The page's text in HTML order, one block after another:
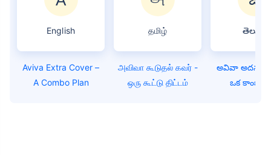
English
Aviva Extra Cover –
A Combo Plan
தமிழ்
அவிவா கூடுதல் கவர் -
ஒரு கூட்டு திட்டம்
తెలుగు
అవివా అదనపు
ఒక కాంబో